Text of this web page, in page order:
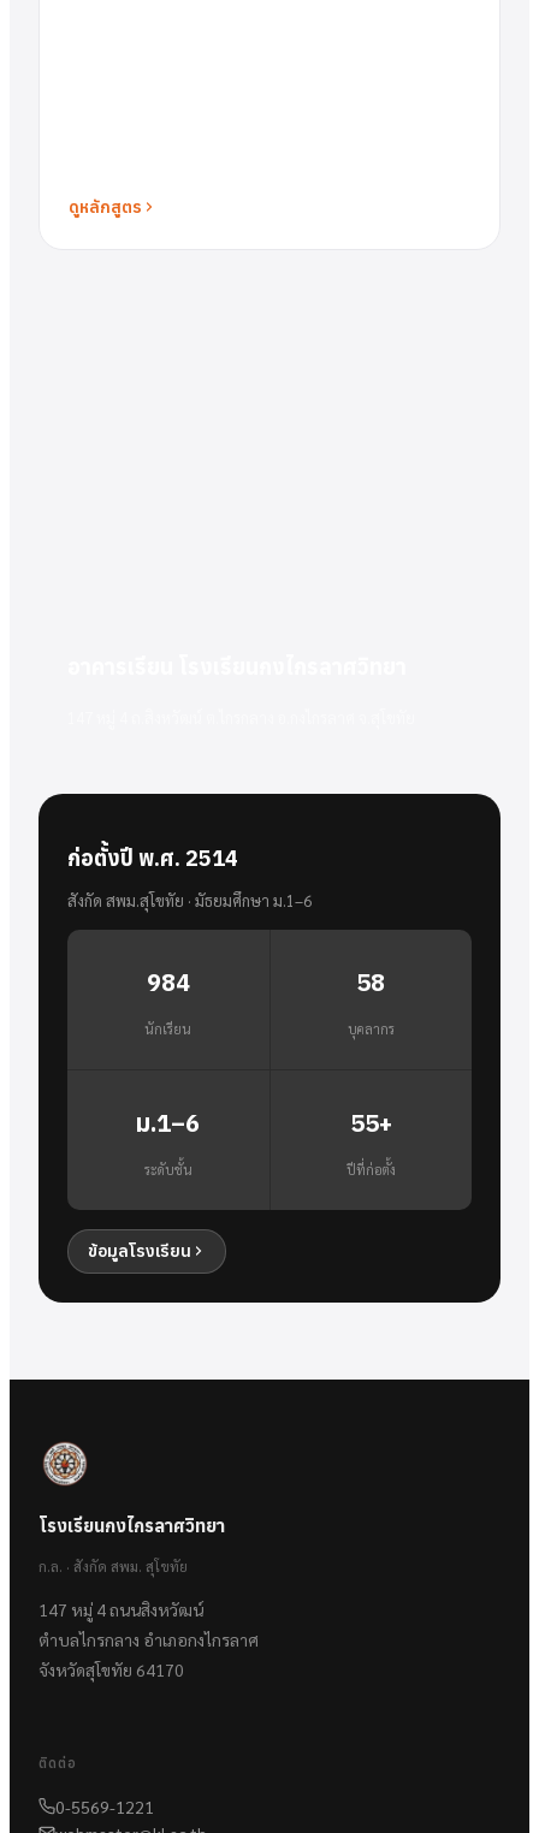
ดูหลักสูตร
ก่อตั้งปี พ.ศ. 2514
สังกัด สพม.สุโขทัย · มัธยมศึกษา ม.1–6
984
นักเรียน
58
บุคลากร
ม.1–6
ระดับชั้น
55+
ปีที่ก่อตั้ง
ข้อมูลโรงเรียน
โรงเรียนกงไกรลาศวิทยา
ก.ล. · สังกัด สพม. สุโขทัย
147 หมู่ 4 ถนนสิงหวัฒน์
ตำบลไกรกลาง อำเภอกงไกรลาศ
จังหวัดสุโขทัย 64170
ติดต่อ
0-5569-1221